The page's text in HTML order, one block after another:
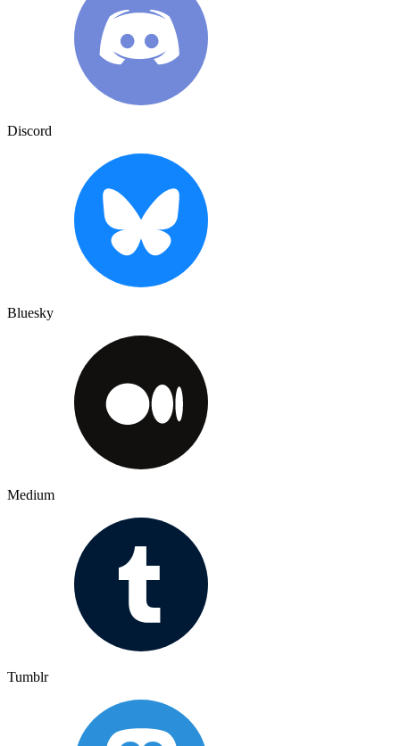
Discord
Bluesky
Medium
Tumblr